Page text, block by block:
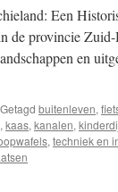
Een
de provincie
en
Getagd buitenleven,
, kaas, kanalen,
, techniek en